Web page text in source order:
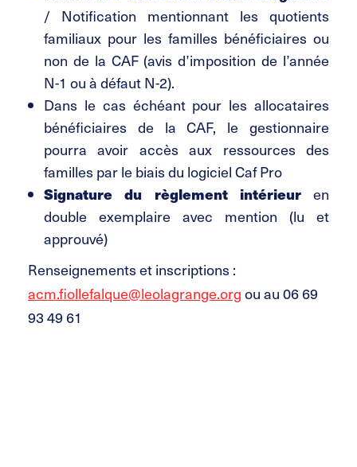
/ Notification mentionnant les quotients
familiaux pour les familles bénéficiaires ou
non de la CAF (avis d’imposition de l’année
N-1 ou à défaut N-2).
Dans le cas échéant pour les allocataires
bénéficiaires de la CAF, le gestionnaire
pourra avoir accès aux ressources des
familles par le biais du logiciel Caf Pro
Signature du règlement intérieuren
double exemplaire avec mention (lu et
approuvé)
Renseignements et inscriptions :
acm.fiollefalque@leolagrange.org ou au 06 69
93 49 61